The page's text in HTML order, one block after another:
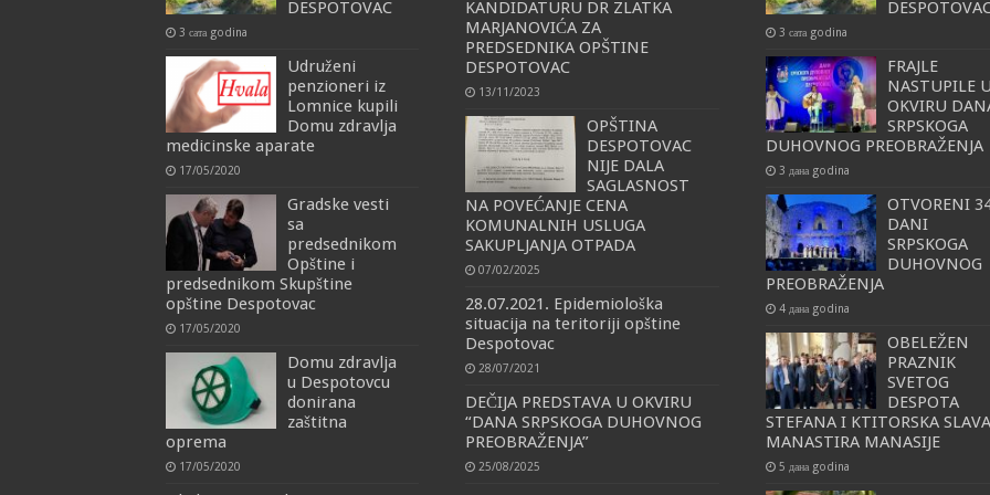
DESPOTOVAC
3 сата godina
Udruženi
penzioneri iz
Lomnice kupili
Domu zdravlja
medicinske aparate
17/05/2020
Gradske vesti
sa
predsednikom
Opštine i
predsednikom Skupštine
opštine Despotovac
17/05/2020
Domu zdravlja
u Despotovcu
donirana
zaštitna
oprema
17/05/2020
KANDIDATURU DR ZLATKA
MARJANOVIĆA ZA
PREDSEDNIKA OPŠTINE
DESPOTOVAC
13/11/2023
OPŠTINA
DESPOTOVAC
NIJE DALA
SAGLASNOST
NA POVEĆANJE CENA
KOMUNALNIH USLUGA
SAKUPLJANJA OTPADA
07/02/2025
28.07.2021. Epidemiološka
situacija na teritoriji opštine
Despotovac
28/07/2021
DEČIJA PREDSTAVA U OKVIRU
“DANA SRPSKOGA DUHOVNOG
PREOBRAŽENJA”
25/08/2025
3 сата godina
FRAJLE
NASTUPILE U
OKVIRU
SRPSKOGA
DUHOVNOG PREOBRAŽENJA
3 дана godina
OTVORENI
DANI
SRPSKOGA
DUHOVNOG
PREOBRAŽENJA
4 дана godina
OBELEŽEN
PRAZNIK
SVETOG
DESPOTA
STEFANA I KTITORSKA SLAVA
MANASTIRA MANASIJE
5 дана godina